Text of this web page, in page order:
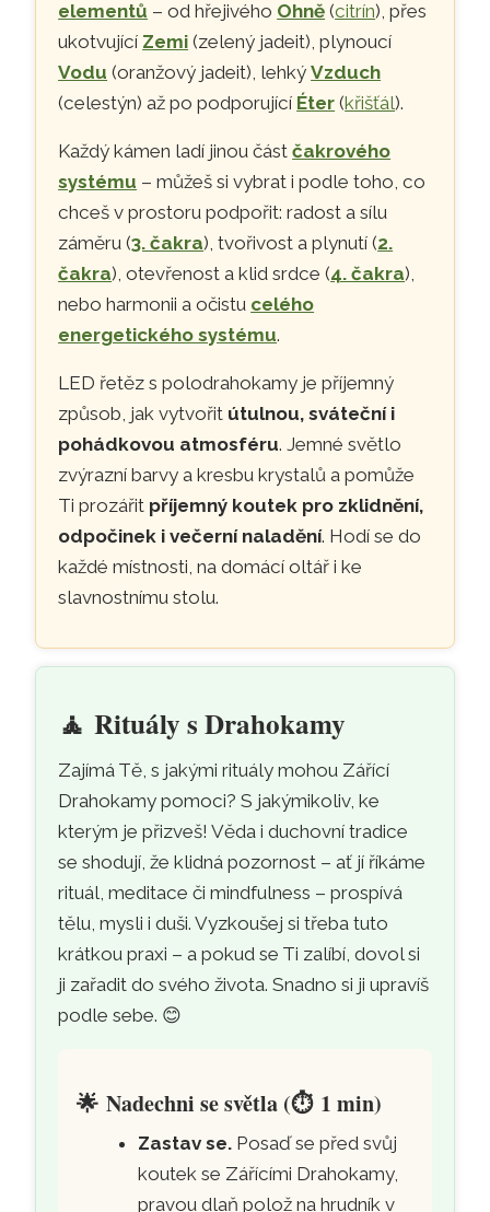
elementů – od hřejivého Ohně (citrín), přes
ukotvující Zemi (zelený jadeit), plynoucí
Vodu (oranžový jadeit), lehkýVzduch
(celestýn) až po podporující Éter (křišťál).
Každý kámen ladí jinou částčakrového
systému – můžeš si vybrat i podle toho, co
chceš v prostoru podpořit: radost a sílu
záměru (3. čakra), tvořivost a plynutí (2.
čakra), otevřenost a klid srdce (4. čakra),
nebo harmonii a očistu celého
energetického systému.
LED řetěz s polodrahokamy je příjemný
způsob, jak vytvořit útulnou, sváteční i
pohádkovou atmosféru. Jemné světlo
zvýrazní barvy a kresbu krystalů a pomůže
Ti prozářit příjemný koutek pro zklidnění,
odpočinek i večerní naladění. Hodí se do
každé místnosti, na domácí oltář i ke
slavnostnímu stolu.
🧘Rituály s Drahokamy
Zajímá Tě, s jakými rituály mohou Zářící
Drahokamy pomoci? S jakýmikoliv, ke
kterým je přizveš! Věda i duchovní tradice
se shodují, že klidná pozornost – ať jí říkáme
rituál, meditace či mindfulness – prospívá
tělu, mysli i duši. Vyzkoušej si třeba tuto
krátkou praxi – a pokud se Ti zalíbí, dovol si
ji zařadit do svého života. Snadno si ji upravíš
podle sebe. 😊
🌟Nadechni se světla (⏱️ 1 min)
Zastav se. Posaď se před svůj
koutek se Zářícími Drahokamy,
pravou dlaň polož na hrudník v